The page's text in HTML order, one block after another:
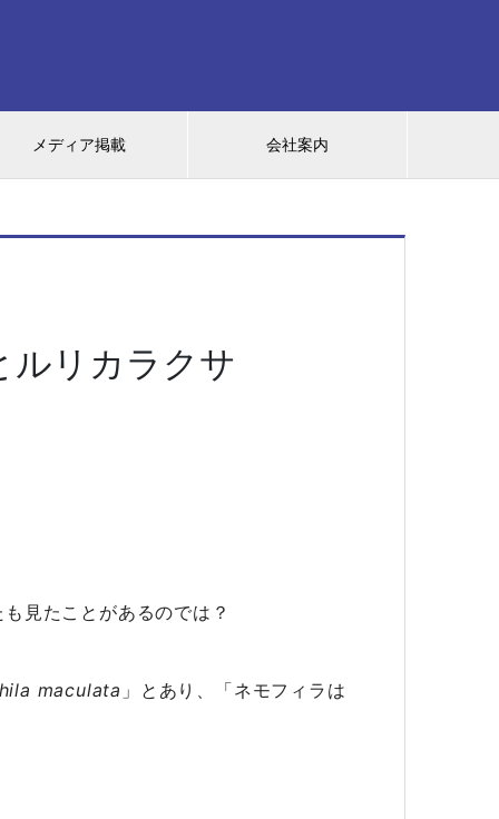
メディア掲載 会社案内
ルリカラクサ
見たことがあるのでは？
maculata 」とあり、「ネモフィラは